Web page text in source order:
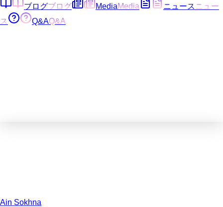
ブログブログ MediaMedia ニュース ニュー
ス
Q&AQ&A
Ain Sokhna